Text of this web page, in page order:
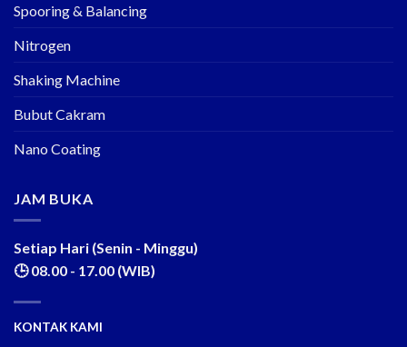
Spooring & Balancing
Nitrogen
Shaking Machine
Bubut Cakram
Nano Coating
JAM BUKA
Setiap Hari (Senin - Minggu)
🕒 08.00 - 17.00 (WIB)
KONTAK KAMI